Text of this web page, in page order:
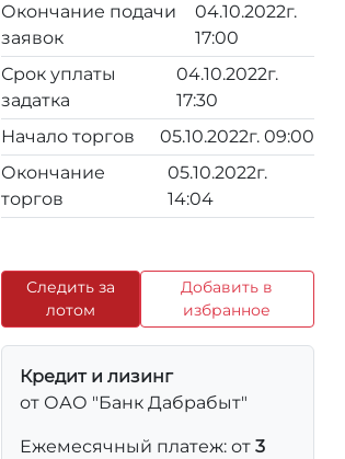
Окончание подачи
заявок
04.10.2022г.
17:00
Срок уплаты
задатка
04.10.2022г.
17:30
Начало торгов
05.10.2022г. 09:00
Окончание
торгов
05.10.2022г.
14:04
Следить за
лотом
Добавить в
избранное
Кредит и лизинг
от ОАО "Банк Дабрабыт"
Ежемесячный платеж: от 3